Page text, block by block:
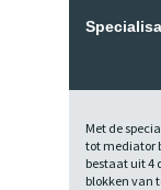
Met de
tot mediator
bestaat uit 4
blokken van